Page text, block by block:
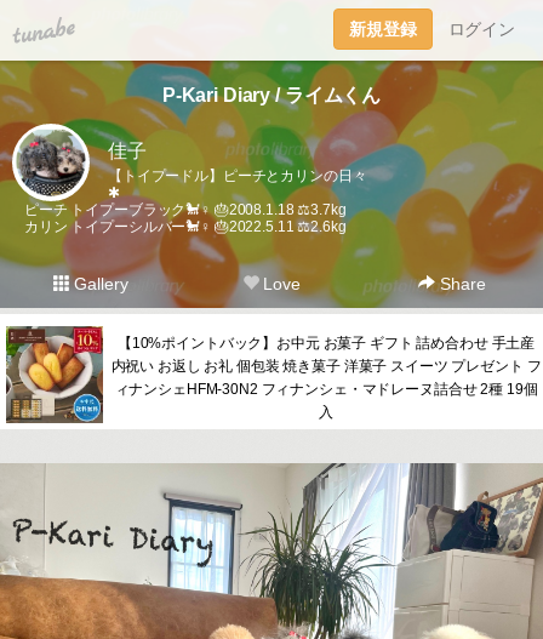
tuna.be 新規登録 ログイン
P-Kari Diary / ライムくん
佳子
【トイプードル】ピーチとカリンの日々
✱
ピーチ トイプーブラック🐩♀ 🎂2008.1.18 ⚖️3.7kg
カリン トイプーシルバー🐩♀ 🎂2022.5.11 ⚖️2.6kg
Gallery Love Share
【10%ポイントバック】お中元 お菓子 ギフト 詰め合わせ 手土産
内祝い お返し お礼 個包装 焼き菓子 洋菓子 スイーツ プレゼント フ
ィナンシェHFM-30N2 フィナンシェ・マドレーヌ詰合せ 2種 19個
入